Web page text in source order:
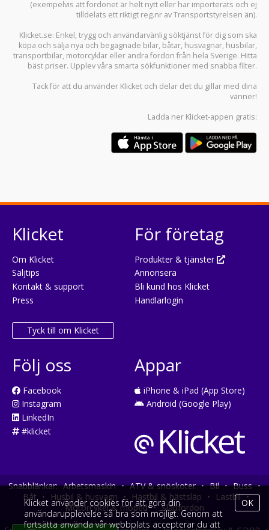
(exempelvis att fordonet är helt nytt eller har importerats och ej
tilldelats ett riktigt reg.nr av Transportstyrelsen än).
Klicket.se: Enkel, trygg och användarvänlig söktjänst för dig som ska
köpa och sälja nya och begagnade bilar, båtar, husvagnar, husbilar,
transportbilar, motorcyklar eller andra fordon från hela Sverige. Hitta
bäst priser. Upplev våra smarta sökfunktioner med snabba filter.
Tack för att du använder Klicket och delar det du gillar med dina
vänner!
Ladda ner Klicket-appen gratis:
Klicket
Om Klicket
Säljtips
Kontakt & support
Press
Tyck till om Klicket
För företag
Produkter & tjänster
Annonsera
Bli kund hos Klicket
Handlarlogin
Följ oss
Facebook
Instagram
LinkedIn
#klicket
Appar
iPhone & iPad (App Store)
Android (Google Play)
Snabblänkar: Arbetsmaskin • ATV & snöskoter • Bil • Buss •
Båt • Husbil & husvagn • Hästbil & hästsläp • Lastbil •
Motorcykel & moped • Släpfordon
Klicket använder cookies för att göra din
användarupplevelse så bra som möjligt. Genom att
fortsätta använda vår webbplats accepterar du att
OK